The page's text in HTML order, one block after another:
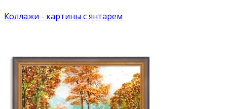
Коллажи - картины с янтарем